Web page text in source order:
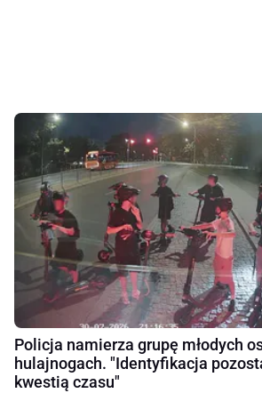
Policja namierza grupę młodych
hulajnogach. "Identyfikacja
kwestią czasu"